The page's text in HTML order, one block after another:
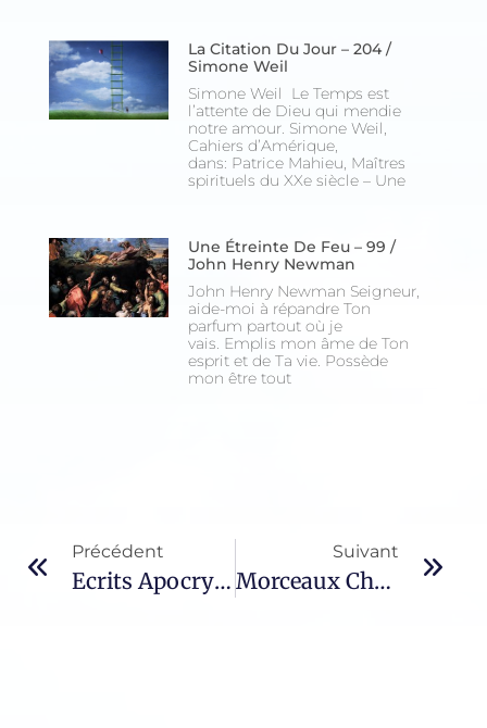
La Citation Du Jour – 204 /
Simone Weil
Simone Weil Le Temps est
l’attente de Dieu qui mendie
notre amour. Simone Weil,
Cahiers d’Amérique,
dans: Patrice Mahieu, Maîtres
spirituels du XXe siècle – Une
Une Étreinte De Feu – 99 /
John Henry Newman
John Henry Newman Seigneur,
aide-moi à répandre Ton
parfum partout où je
vais. Emplis mon âme de Ton
esprit et de Ta vie. Possède
mon être tout
Précédent
Ecrits Apocryphes – 2
Suivant
Morceaux Choisis – 1204 / Jean-Marie Bedez